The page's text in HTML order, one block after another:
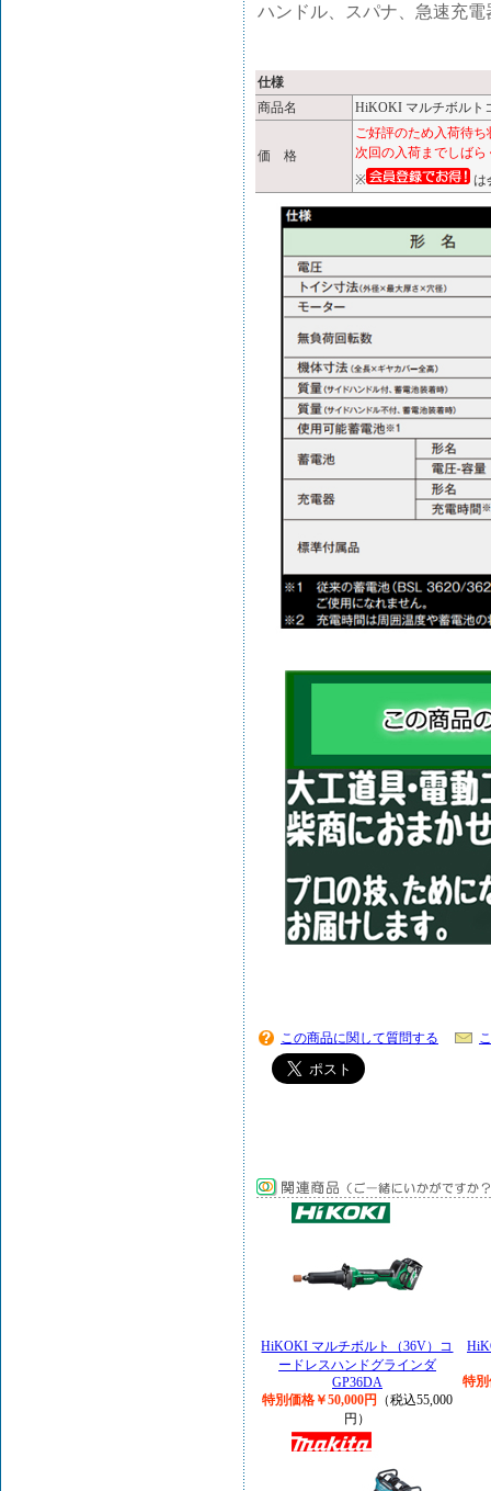
ハンドル、スパナ、急速充
仕様
商品名
HiKOKI マルチボルト
価 格
ご好評のため入荷待ち
次回の入荷までしば
※
は
この商品に関して質問する
HiKOKI マルチボルト（36V）コ
ードレスハンドグラインダ
GP36DA
特別価格￥50,000円
（税込55,000
円）
特別